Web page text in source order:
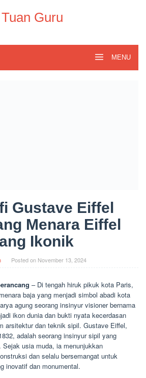
Tuan Guru
MENU
Gustave Eiffel
Menara Eiffel
Ikonik
Posted on November 13, 2024
– Di tengah hiruk pikuk kota Paris,
baja yang menjadi simbol abadi kota
agung seorang insinyur visioner bernama
ikon dunia dan bukti nyata kecerdasan
arsitektur dan teknik sipil. Gustave Eiffel,
adalah seorang insinyur sipil yang
usia muda, ia menunjukkan
dan selalu bersemangat untuk
inovatif dan monumental.